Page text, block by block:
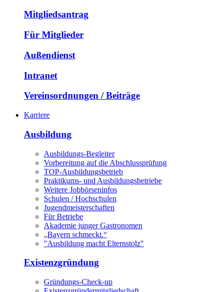
Mitgliedsantrag
Für Mitglieder
Außendienst
Intranet
Vereinsordnungen / Beiträge
Karriere
Ausbildung
Ausbildungs-Begleiter
Vorbereitung auf die Abschlussprüfung
TOP-Ausbildungsbetrieb
Praktikums- und Ausbildungsbetriebe
Weitere Jobbörseninfos
Schulen / Hochschulen
Jugendmeisterschaften
Für Betriebe
Akademie junger Gastronomen
„Bayern schmeckt.“
"Ausbildung macht Elternstolz"
Existenzgründung
Gründungs-Check-up